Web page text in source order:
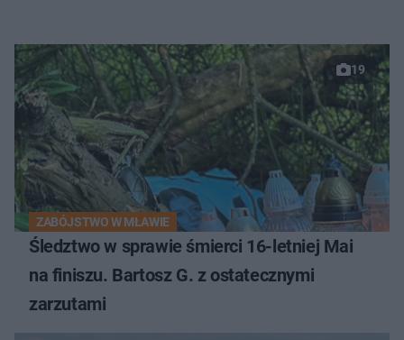
19
ZABÓJSTWO W MŁAWIE
Śledztwo w sprawie śmierci 16-letniej Mai
na finiszu. Bartosz G. z ostatecznymi
zarzutami